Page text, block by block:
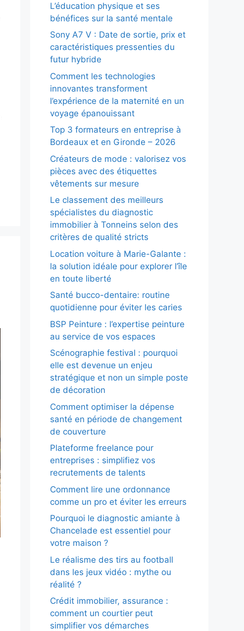
L’éducation physique et ses
bénéfices sur la santé mentale
Sony A7 V : Date de sortie, prix et
caractéristiques pressenties du
futur hybride
Comment les technologies
innovantes transforment
l’expérience de la maternité en un
voyage épanouissant
Top 3 formateurs en entreprise à
Bordeaux et en Gironde – 2026
Créateurs de mode : valorisez vos
pièces avec des étiquettes
vêtements sur mesure
Le classement des meilleurs
spécialistes du diagnostic
immobilier à Tonneins selon des
critères de qualité stricts
Location voiture à Marie-Galante :
la solution idéale pour explorer l’île
en toute liberté
Santé bucco-dentaire: routine
quotidienne pour éviter les caries
BSP Peinture : l’expertise peinture
au service de vos espaces
Scénographie festival : pourquoi
elle est devenue un enjeu
stratégique et non un simple poste
de décoration
Comment optimiser la dépense
santé en période de changement
de couverture
Plateforme freelance pour
entreprises : simplifiez vos
recrutements de talents
Comment lire une ordonnance
comme un pro et éviter les erreurs
Pourquoi le diagnostic amiante à
Chancelade est essentiel pour
votre maison ?
Le réalisme des tirs au football
dans les jeux vidéo : mythe ou
réalité ?
Crédit immobilier, assurance :
comment un courtier peut
simplifier vos démarches